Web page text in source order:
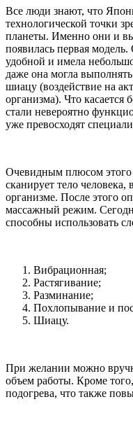
Все люди знают, что
технологической точки
планеты. Именно они и
появилась первая
удобной и имела
даже она могла
шиацу (воздействие на
организма). Что касается
стали невероятно
уже превосходят
Очевидным плюсом этого
сканирует тело
организме. После этого
массажный режим.
способны использовать
Вибрационная;
Растягивание;
Разминание;
Похлопывание и
Шиацу.
При желании можно
объем работы. Кроме
подогрева, что также